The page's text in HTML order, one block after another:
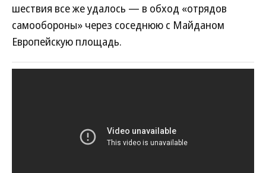
шествия все же удалось — в обход «отрядов
самообороны» через соседнюю с Майданом
Европейскую площадь.